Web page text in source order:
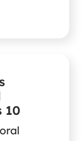
una
10